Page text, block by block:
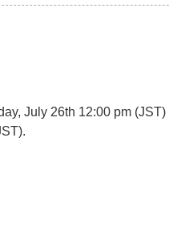
July 26th 12:00 pm (JST)